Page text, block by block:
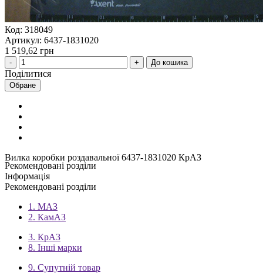
Код: 318049
Артикул: 6437-1831020
1 519,62 грн
До кошика
Поділитися
Обране
Вилка коробки роздавальної 6437-1831020 КрАЗ
Рекомендовані розділи
Інформація
Рекомендовані розділи
1. МАЗ
2. КамАЗ
3. КрАЗ
8. Інші марки
9. Супутній товар